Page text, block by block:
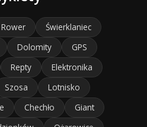
Rower
Świerklaniec
Dolomity
GPS
Repty
Elektronika
Szosa
Lotnisko
Chechło
Giant